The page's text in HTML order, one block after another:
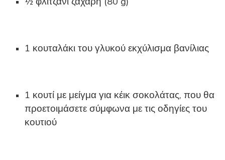
1 κουταλάκι του γλυκού εκχύλισμα βανίλιας
1 κουτί με μείγμα για κέικ σοκολάτας, που θα
προετοιμάσετε σύμφωνα με τις οδηγίες του
κουτιού